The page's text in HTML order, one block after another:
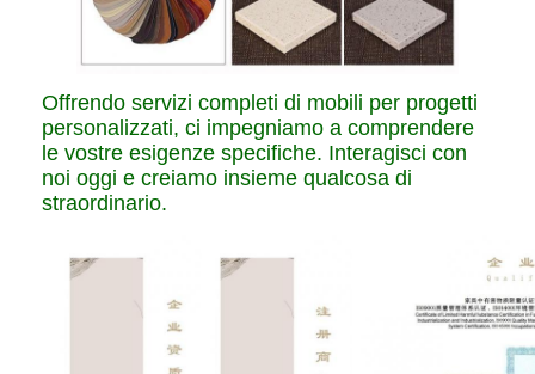
Offrendo servizi completi di mobili per progetti
personalizzati, ci impegniamo a comprendere
le vostre esigenze specifiche. Interagisci con
noi oggi e creiamo insieme qualcosa di
straordinario.